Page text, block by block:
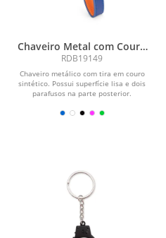
Chaveiro Metal com Couro
Sintético
RDB19149
Chaveiro metálico com tira em couro
sintético. Possui superfície lisa e dois
parafusos na parte posterior.